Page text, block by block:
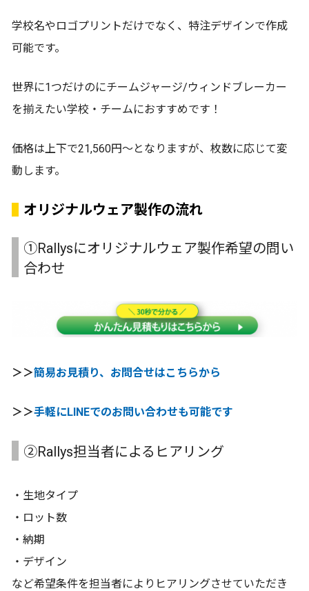
学校名やロゴプリントだけでなく、特注デザインで作成
可能です。
世界に1つだけのにチームジャージ/ウィンドブレーカー
を揃えたい学校・チームにおすすめです！
価格は上下で21,560円〜となりますが、枚数に応じて変
動します。
オリジナルウェア製作の流れ
①Rallysにオリジナルウェア製作希望の問い
合わせ
＞＞簡易お見積り、お問合せはこちらから
＞＞手軽にLINEでのお問い合わせも可能です
②Rallys担当者によるヒアリング
・生地タイプ
・ロット数
・納期
・デザイン
など希望条件を担当者によりヒアリングさせていただき